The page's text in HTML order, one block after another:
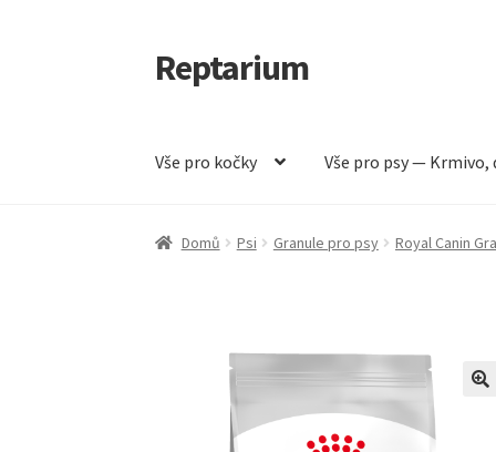
Přeskočit
na
Přejít
k
Reptarium
Vše pro kočky Vše pro psy — Krmivo,
Úvodní stránka Košík Malá zvířata — Klece,
Domů Psi Granule pro psy Royal Canin